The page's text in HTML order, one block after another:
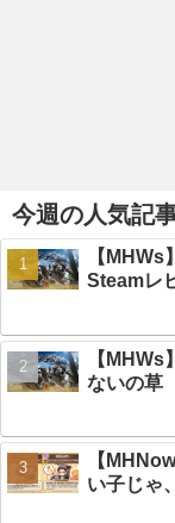
今週の人気記
【
Steamレ
【
ないの草
【
い子じゃ